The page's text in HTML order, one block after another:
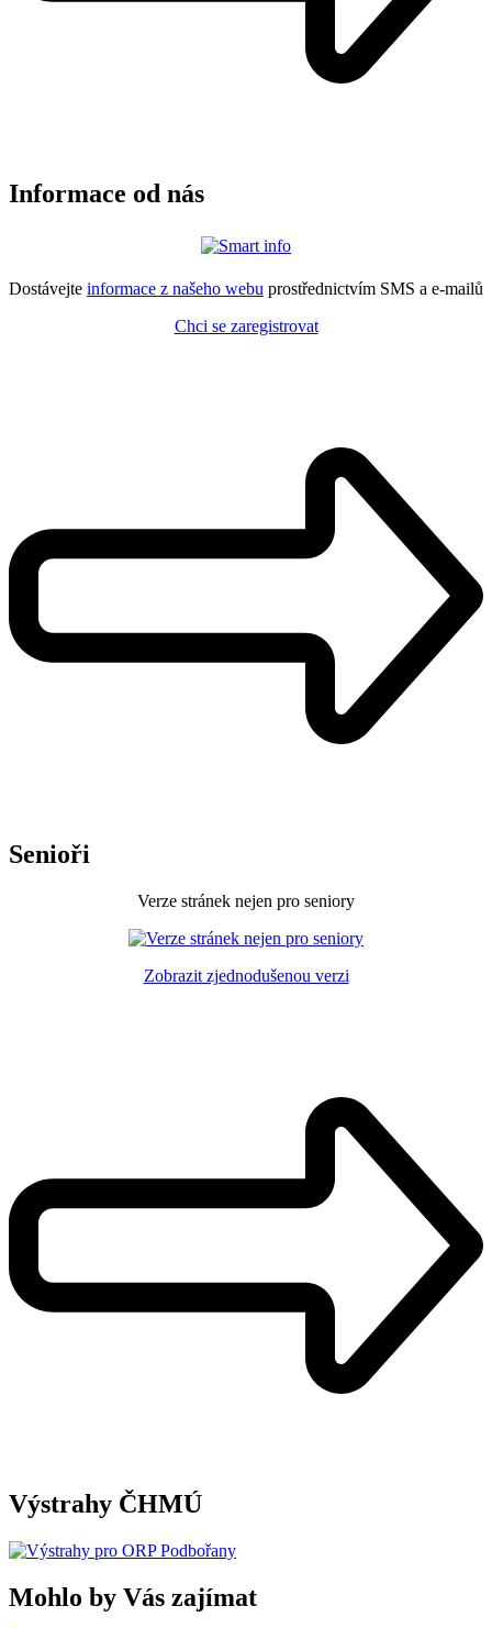
Informace od nás
Dostávejte informace z našeho webu prostřednictvím SMS a e-mailů
Chci se zaregistrovat
Senioři
Verze stránek nejen pro seniory
Zobrazit zjednodušenou verzi
Výstrahy ČHMÚ
Mohlo by Vás zajímat